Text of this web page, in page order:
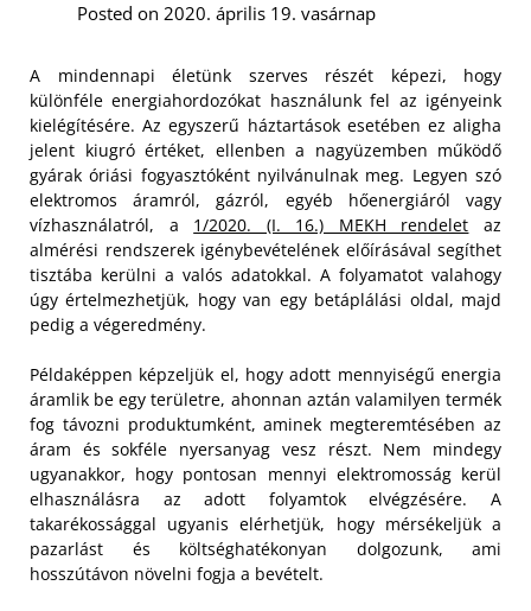
Posted on 2020. április 19. vasárnap
A mindennapi életünk szerves részét képezi, hogy
különféle energiahordozókat használunk fel az igényeink
kielégítésére. Az egyszerű háztartások esetében ez aligha
jelent kiugró értéket, ellenben a nagyüzemben működő
gyárak óriási fogyasztóként nyilvánulnak meg. Legyen szó
elektromos áramról, gázról, egyéb hőenergiáról vagy
vízhasználatról, a 1/2020. (I. 16.) MEKH rendelet az
almérési rendszerek igénybevételének előírásával segíthet
tisztába kerülni a valós adatokkal. A folyamatot valahogy
úgy értelmezhetjük, hogy van egy betáplálási oldal, majd
pedig a végeredmény.
Példaképpen képzeljük el, hogy adott mennyiségű energia
áramlik be egy területre, ahonnan aztán valamilyen termék
fog távozni produktumként, aminek megteremtésében az
áram és sokféle nyersanyag vesz részt. Nem mindegy
ugyanakkor, hogy pontosan mennyi elektromosság kerül
elhasználásra az adott folyamtok elvégzésére. A
takarékossággal ugyanis elérhetjük, hogy mérsékeljük a
pazarlást és költséghatékonyan dolgozunk, ami
hosszútávon növelni fogja a bevételt.